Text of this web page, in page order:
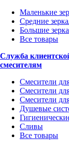
Маленькие
Средние
Большие
Все товары
Служба
смесителям
Смесители
Смесители
Смесители
Душевые
Сливы
Все товары